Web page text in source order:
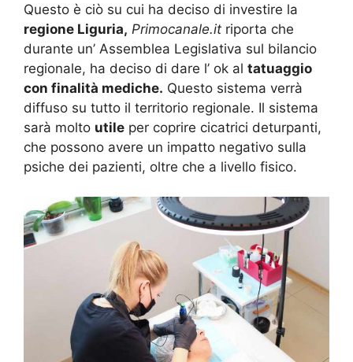
Questo è ciò su cui ha deciso di investire la
regione Liguria, Primocanale.it riporta che
durante un’ Assemblea Legislativa sul bilancio
regionale, ha deciso di dare l’ ok al tatuaggio
con finalità mediche. Questo sistema verrà
diffuso su tutto il territorio regionale. Il sistema
sarà molto utile per coprire cicatrici deturpanti,
che possono avere un impatto negativo sulla
psiche dei pazienti, oltre che a livello fisico.